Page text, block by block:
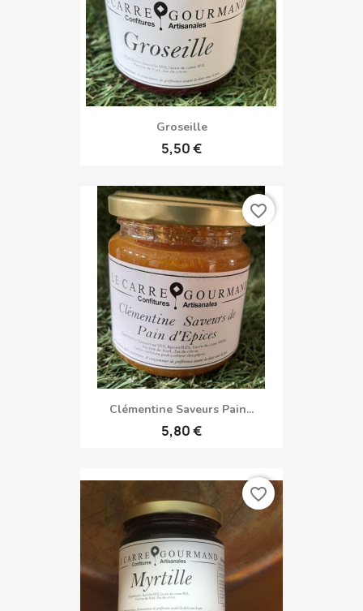
Groseille
5,50 €
Clémentine Saveurs Pain...
5,80 €
favorite_border
favorite_border